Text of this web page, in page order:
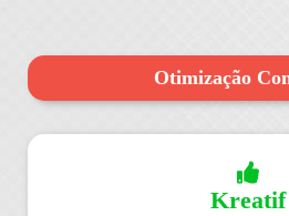
Otimização
Kreatif